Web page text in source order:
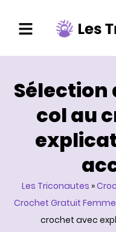
Aller
au
contenu
Sélection
col au
Les Triconautes »
Crochet Gratuit Femme
crochet avec